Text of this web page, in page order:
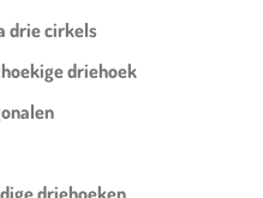
drie cirkels
driehoek
driehoeken